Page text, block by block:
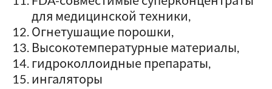
для медицинской техники,
Огнетушащие порошки,
Высокотемпературные материалы,
гидроколлоидные препараты,
ингаляторы